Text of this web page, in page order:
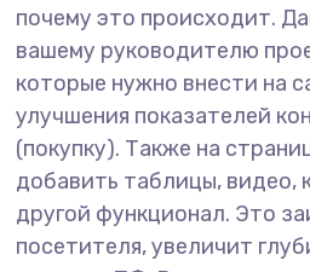
почему это происходит.
вашему руководителю
которые нужно внести на
улучшения показателей
(покупку). Также на
добавить таблицы, видео,
другой функционал. Это
посетителя, увеличит